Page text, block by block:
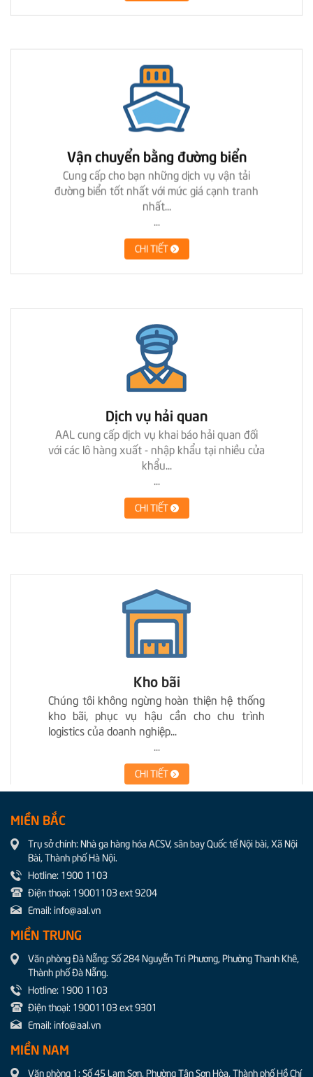
Vận chuyển bằng đường biển
Cung cấp cho bạn những dịch vụ vận tải
đường biển tốt nhất với mức giá cạnh tranh
nhất...
...
CHI TIẾT
Dịch vụ hải quan
AAL cung cấp dịch vụ khai báo hải quan đối
với các lô hàng xuất - nhập khẩu tại nhiều cửa
khẩu...
...
CHI TIẾT
Chúng tôi không ngừng hoàn thiện hệ thống
kho bãi, phục vụ hậu cần cho chu trình
logistics của doanh nghiệp...
...
MIỀN BẮC
Trụ sở chính: Nhà ga hàng hóa ACSV, sân bay Quốc tế Nội bài, Xã Nội
Bài, Thành phố Hà Nội.
Hotline: 1900 1103
Điện thoại: 19001103 ext 9204
Email: info@aal.vn
MIỀN TRUNG
Văn phòng Đà Nẵng: Số 284 Nguyễn Tri Phương, Phường Thanh Khê,
Thành phố Đà Nẵng.
Hotline: 1900 1103
Điện thoại: 19001103 ext 9301
Email: info@aal.vn
MIỀN NAM
Văn phòng 1: Số 45 Lam Sơn, Phường Tân Sơn Hòa, Thành phố Hồ Chí